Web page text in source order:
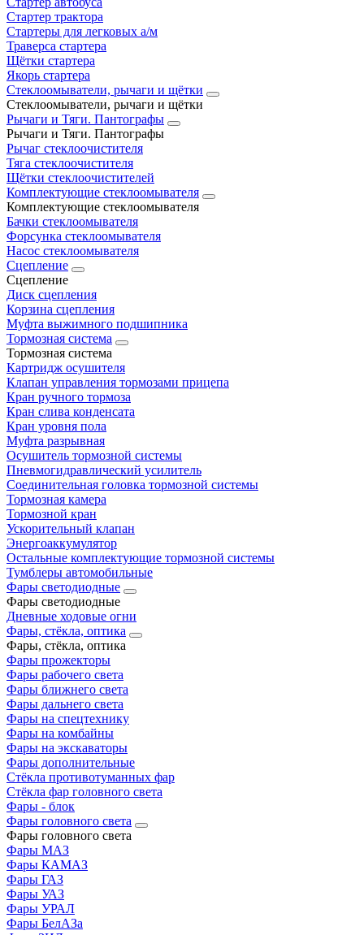
Стартер трактора
Стартеры для легковых а/м
Траверса стартера
Щётки стартера
Якорь стартера
Стеклоомыватели, рычаги и щётки
Стеклоомыватели, рычаги и щётки
Рычаги и Тяги. Пантографы
Рычаги и Тяги. Пантографы
Рычаг стеклоочистителя
Тяга стеклоочистителя
Щётки стеклоочистителей
Комплектующие стеклоомывателя
Комплектующие стеклоомывателя
Бачки стеклоомывателя
Форсунка стеклоомывателя
Насос стеклоомывателя
Сцепление
Сцепление
Диск сцепления
Корзина сцепления
Муфта выжимного подшипника
Тормозная система
Тормозная система
Картридж осушителя
Клапан управления тормозами прицепа
Кран ручного тормоза
Кран слива конденсата
Кран уровня пола
Муфта разрывная
Осушитель тормозной системы
Пневмогидравлический усилитель
Соединительная головка тормозной системы
Тормозная камера
Тормозной кран
Ускорительный клапан
Энергоаккумулятор
Остальные комплектующие тормозной системы
Тумблеры автомобильные
Фары светодиодные
Фары светодиодные
Дневные ходовые огни
Фары, стёкла, оптика
Фары, стёкла, оптика
Фары прожекторы
Фары рабочего света
Фары ближнего света
Фары дальнего света
Фары на спецтехнику
Фары на комбайны
Фары на экскаваторы
Фары дополнительные
Стёкла противотуманных фар
Стёкла фар головного света
Фары - блок
Фары головного света
Фары головного света
Фары МАЗ
Фары КАМАЗ
Фары ГАЗ
Фары УАЗ
Фары УРАЛ
Фары БелАЗа